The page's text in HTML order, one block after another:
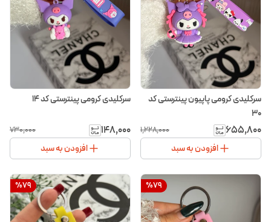
سرکلیدی کرومی پاپیون پینترستی کد
۳۰
۶۵۵٬۸۰۰ ۱٬۲۲۸٬۰۰۰
افزودن به سبد
سرکلیدی کرومی پینترستی کد ۱۴
۱۴۸٬۰۰۰ ۷۳۰٬۰۰۰
افزودن به سبد
%79
%79